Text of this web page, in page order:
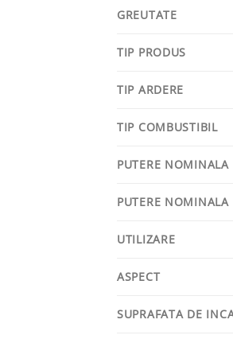
GREUTATE
TIP PRODUS
TIP ARDERE
TIP COMBUSTIBIL
PUTERE NOMINALA
PUTERE NOMINALA
UTILIZARE
ASPECT
SUPRAFATA DE